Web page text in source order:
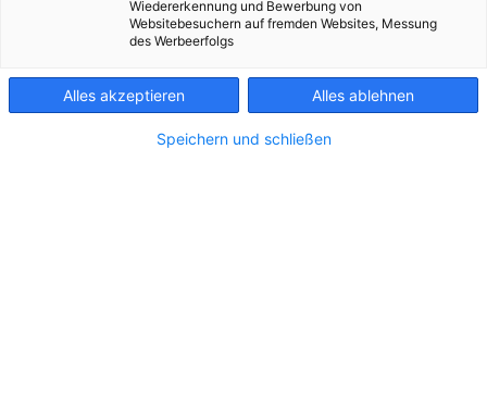
Wiedererkennung und Bewerbung von
Websitebesuchern auf fremden Websites, Messung
des Werbeerfolgs
Alles akzeptieren Alles ablehnen
Speichern und schließen